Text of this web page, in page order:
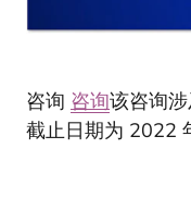
咨询 咨询该咨询
截止日期为 2022